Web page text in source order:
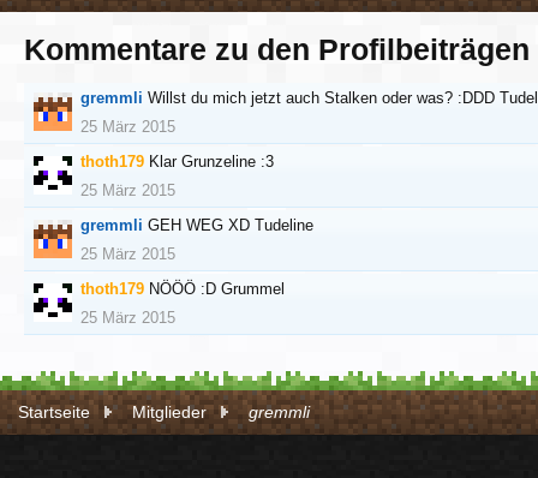
Kommentare zu den
gremmli Willst du mich jetzt auch Stalken oder was? :DDD
25 März 2015
thoth179 Klar Grunzeline :3
25 März 2015
gremmli GEH WEG XD Tudeline
25 März 2015
thoth179 NÖÖÖ :D Grummel
25 März 2015
Startseite Mitglieder gremmli